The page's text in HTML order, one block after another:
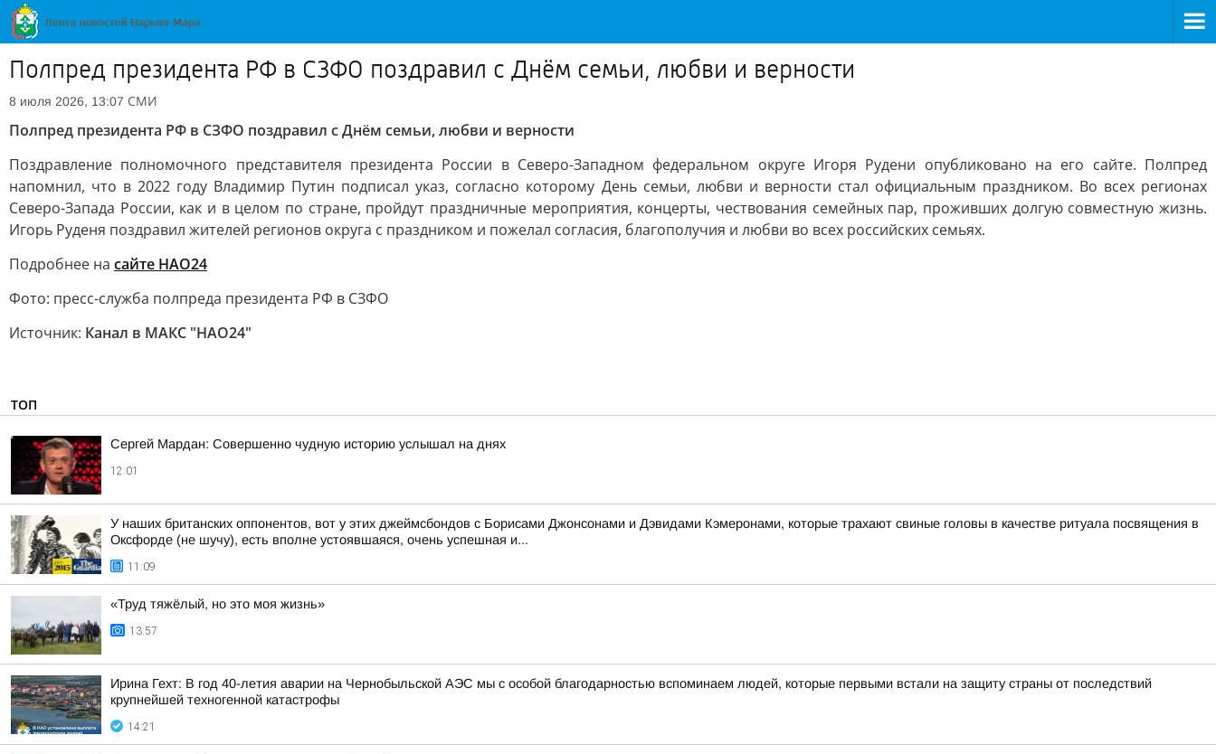
Полпред президента РФ в СЗФО поздравил с Днём семьи, любви и верности
8 июля 2026, 13:07 СМИ
Полпред президента РФ в СЗФО поздравил с Днём семьи, любви и верности
Поздравление полномочного представителя президента России в Северо-Западном федеральном округе Игоря Рудени опубликовано на его сайте. Полпред
напомнил, что в 2022 году Владимир Путин подписал указ, согласно которому День семьи, любви и верности стал официальным праздником. Во всех регионах
Северо-Запада России, как и в целом по стране, пройдут праздничные мероприятия, концерты, чествования семейных пар, проживших долгую совместную жизнь.
Игорь Руденя поздравил жителей регионов округа с праздником и пожелал согласия, благополучия и любви во всех российских семьях.
Подробнее на сайте НАО24
Фото: пресс-служба полпреда президента РФ в СЗФО
Источник: Канал в МАКС "НАО24"
ТОП
Сергей Мардан: Совершенно чудную историю услышал на днях
12:01
У наших британских оппонентов, вот у этих джеймсбондов с Борисами Джонсонами и Дэвидами Кэмеронами, которые трахают свиные головы в качестве ритуала посвящения в
Оксфорде (не шучу), есть вполне устоявшаяся, очень успешная и...
11:09
«Труд тяжёлый, но это моя жизнь»
13:57
Ирина Гехт: В год 40-летия аварии на Чернобыльской АЭС мы с особой благодарностью вспоминаем людей, которые первыми встали на защиту страны от последствий
крупнейшей техногенной катастрофы
14:21